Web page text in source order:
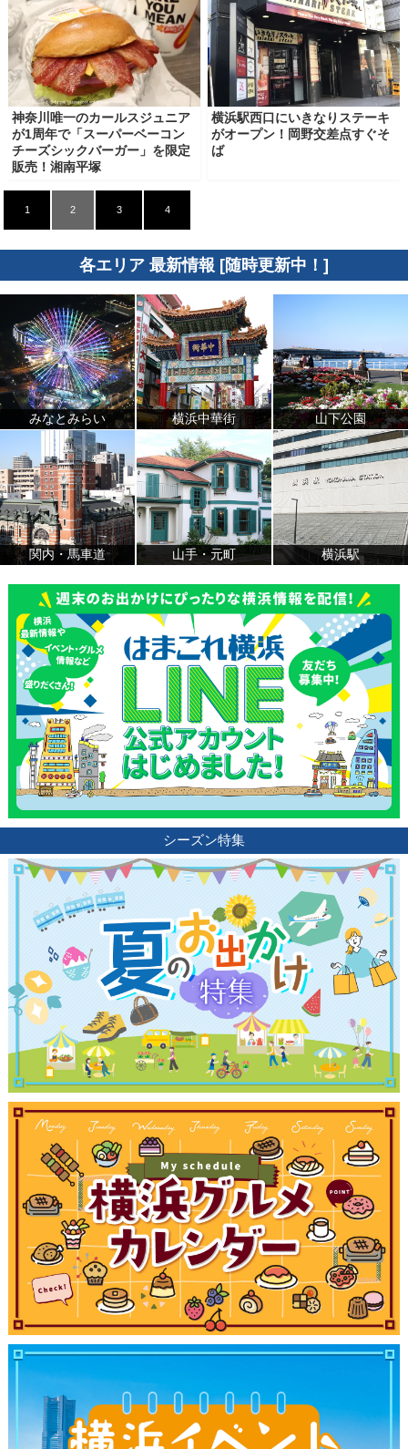
神奈川唯一のカールスジュニア
が1周年で「スーパーベーコン
チーズシックバーガー」を限定
販売！湘南平塚
横浜駅西口にいきなりステーキ
がオープン！岡野交差点すぐそ
ば
1 2 3 4
各エリア 最新情報 [随時更新中！]
みなとみらい 横浜中華街 山下公園
関内・馬車道 山手・元町 横浜駅
シーズン特集